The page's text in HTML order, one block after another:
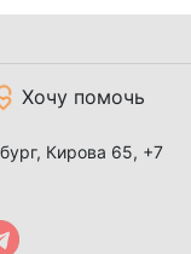
Хочу помочь
Кирова 65, +7